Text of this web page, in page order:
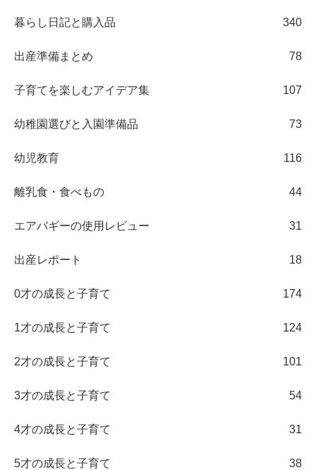
暮らし日記と購入品 340
出産準備まとめ 78
子育てを楽しむアイデア集 107
幼稚園選びと入園準備品 73
幼児教育 116
離乳食・食べもの 44
エアバギーの使用レビュー 31
出産レポート 18
0才の成長と子育て 174
1才の成長と子育て 124
2才の成長と子育て 101
3才の成長と子育て 54
4才の成長と子育て 31
5才の成長と子育て 38